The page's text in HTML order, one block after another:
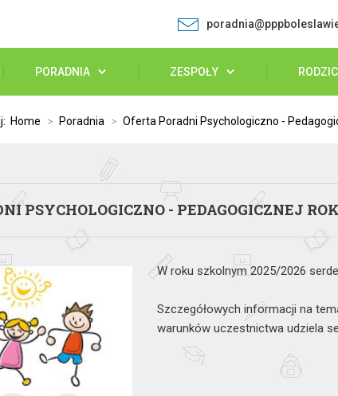
PORADNIA ZESPOŁY RODZIC
Home > Poradnia > Oferta Poradni Psychologiczno -
PSYCHOLOGICZNO - PEDAGOGICZNEJ
W roku szkolnym 2025/2026
Szczegółowych informacji na
warunków uczestnictwa udziela